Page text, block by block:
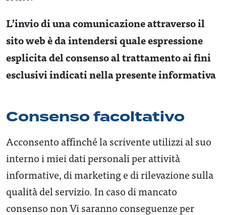
L’invio di una comunicazione attraverso il
sito web è da intendersi quale espressione
esplicita del consenso al trattamento ai fini
esclusivi indicati nella presente informativa
Consenso facoltativo
Acconsento affinché la scrivente utilizzi al suo
interno i miei dati personali per attività
informative, di marketing e di rilevazione sulla
qualità del servizio. In caso di mancato
consenso non Vi saranno conseguenze per